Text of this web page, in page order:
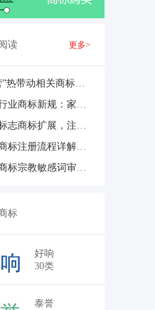
读 更多>
“露营”热带动相关商标申请激增
家居行业商标新规：家具品牌、家居用品商标保护
地理标志商标扩展，注意事项与市场调研策略
集体商标注册流程详解：中小企业抱团发展的知识产权利器
海外商标宗教敏感词审查加强
标
好响
30类
泰誉